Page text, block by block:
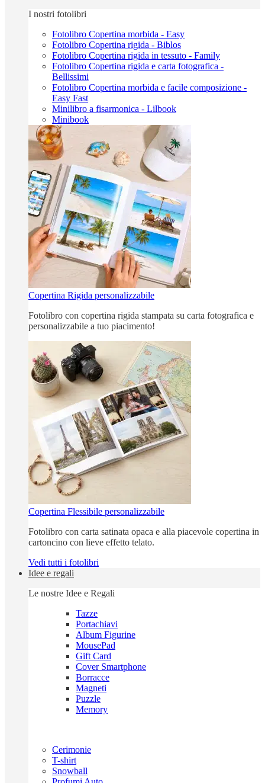
I nostri fotolibri
Fotolibro Copertina morbida - Easy
Fotolibro Copertina rigida - Biblos
Fotolibro Copertina rigida in tessuto - Family
Fotolibro Copertina rigida e carta fotografica -
Bellissimi
Fotolibro Copertina morbida e facile composizione -
Easy Fast
Minilibro a fisarmonica - Lilbook
Minibook
Copertina Rigida personalizzabile
Fotolibro con copertina rigida stampata su carta fotografica e
personalizzabile a tuo piacimento!
Copertina Flessibile personalizzabile
Fotolibro con carta satinata opaca e alla piacevole copertina in
cartoncino con lieve effetto telato.
Vedi tutti i fotolibri
Idee e regali
Le nostre Idee e Regali
Tazze
Portachiavi
Album Figurine
MousePad
Gift Card
Cover Smartphone
Borracce
Magneti
Puzzle
Memory
Cerimonie
T-shirt
Snowball